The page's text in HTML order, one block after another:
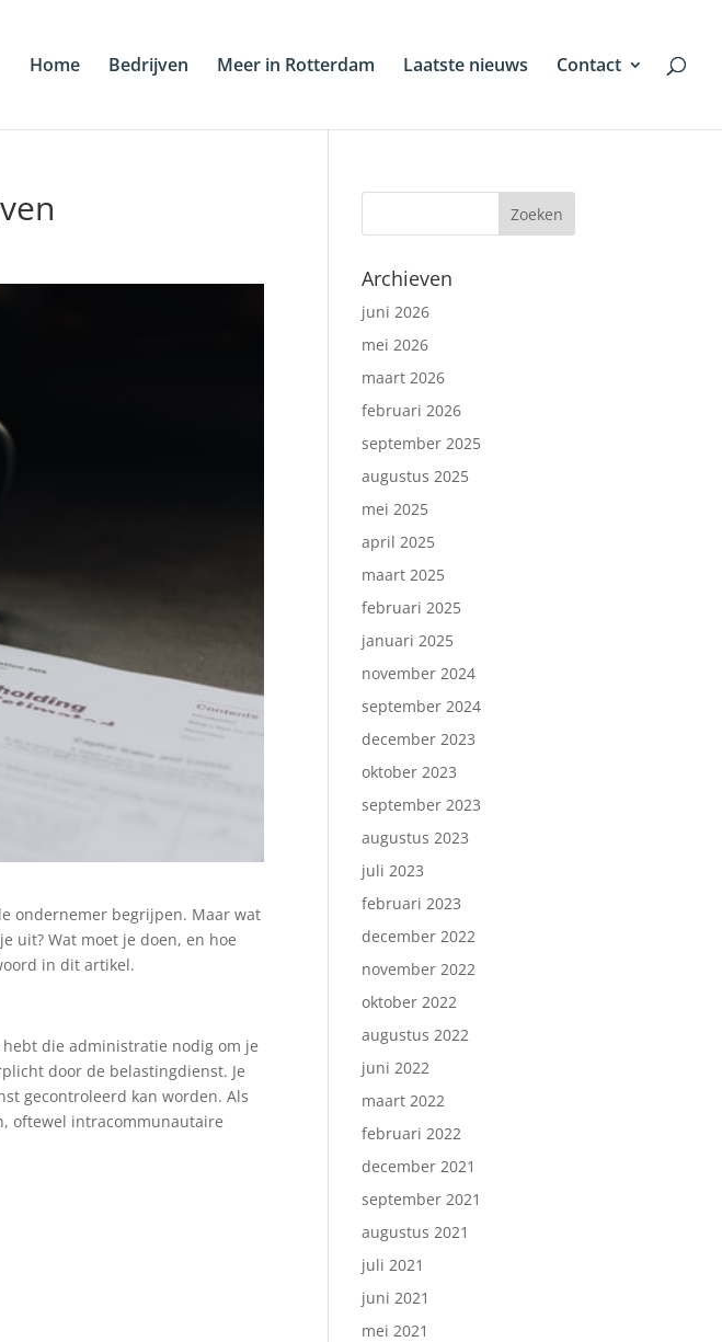
Home Bedrijven Meer in Rotterdam Laatste nieuws Contact
ondernemer begrijpen. Maar wat
uit? Wat moet je doen, en hoe
in dit artikel.
die administratie nodig om je
door de belastingdienst. Je
gecontroleerd kan worden. Als
oftewel intracommunautaire
Archieven
juni 2026
mei 2026
maart 2026
februari 2026
september 2025
augustus 2025
mei 2025
april 2025
maart 2025
februari 2025
januari 2025
november 2024
september 2024
december 2023
oktober 2023
september 2023
augustus 2023
juli 2023
februari 2023
december 2022
november 2022
oktober 2022
augustus 2022
juni 2022
maart 2022
februari 2022
december 2021
september 2021
augustus 2021
juli 2021
juni 2021
mei 2021